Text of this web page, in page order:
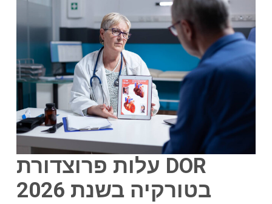
עלות פרוצדורת DOR
בטורקיה בשנת 2026